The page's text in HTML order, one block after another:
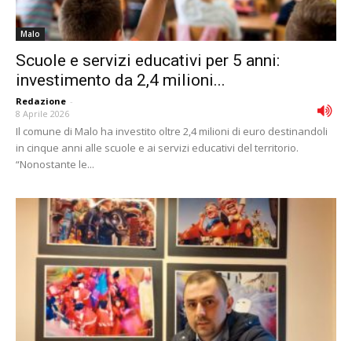
Malo
Scuole e servizi educativi per 5 anni:
investimento da 2,4 milioni...
Redazione -
8 Aprile 2026
Il comune di Malo ha investito oltre 2,4 milioni di euro destinandoli
in cinque anni alle scuole e ai servizi educativi del territorio.
“Nonostante le...